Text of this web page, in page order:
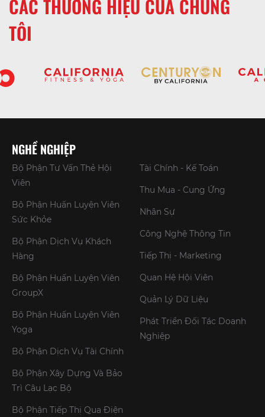
CÁC THƯƠNG HIỆU CỦA CHÚNG
TÔI
NGHỀ NGHIỆP
Bộ Phận Tư Vấn Thẻ Hội
Viên
Bộ Phận Huấn Luyện Viên
Sức Khỏe
Bộ Phận Dịch Vụ Khách
Hàng
Bộ Phận Huấn Luyện Viên
GroupX
Bộ Phận Huấn Luyện Viên
Yoga
Bộ Phận Dịch Vụ Tài Chính
Bộ Phận Xây Dựng Và Bảo
Trì Câu Lạc Bộ
Bộ Phận Tiếp Thị Qua Điện
Tài Chính - Kế Toán
Thu Mua - Cung Ứng
Nhân Sự
Công Nghệ Thông Tin
Tiếp Thị - Marketing
Quan Hệ Hội Viên
Quản Lý Dữ Liệu
Phát Triển Đối Tác Doanh
Nghiệp